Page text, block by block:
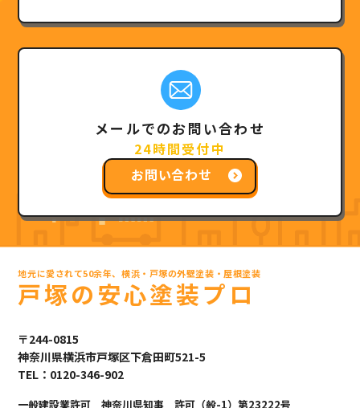
メールでのお問い合わせ
24時間受付中
お問い合わせ
地元に愛されて50余年、横浜・戸塚の外壁塗装・屋根塗装
戸塚の安心塗装プロ
〒244-0815
神奈川県横浜市戸塚区下倉田町521-5
TEL：0120-346-902
一般建設業許可 神奈川県知事 許可（般-1）第23222号